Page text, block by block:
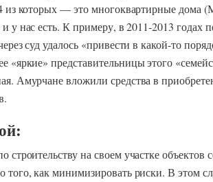
из которых — это многоквартирные
нас есть. К примеру, в 2011-2013 годах
суд удалось «привести в какой-то
«яркие» представительницы этого
Амурчане вложили средства в
на своем участке объектов
того, как минимизировать риски. В этом